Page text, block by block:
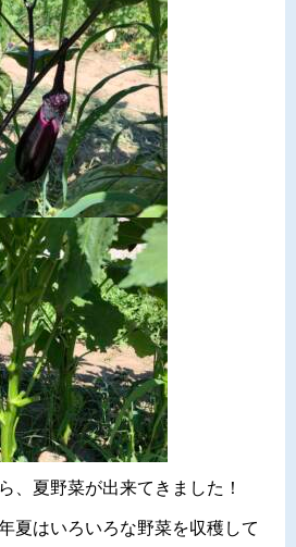
、夏野菜が出来てきました！
夏はいろいろな野菜を収穫して